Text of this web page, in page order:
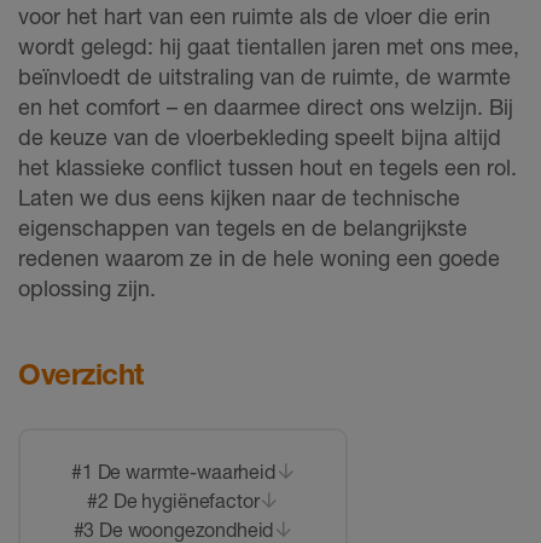
voor het hart van een ruimte als de vloer die erin
wordt gelegd: hij gaat tientallen jaren met ons mee,
beïnvloedt de uitstraling van de ruimte, de warmte
en het comfort – en daarmee direct ons welzijn. Bij
de keuze van de vloerbekleding speelt bijna altijd
het klassieke conflict tussen hout en tegels een rol.
Laten we dus eens kijken naar de technische
eigenschappen van tegels en de belangrijkste
redenen waarom ze in de hele woning een goede
oplossing zijn.
Overzicht
#1 De warmte-waarheid
#2 De hygiënefactor
#3 De woongezondheid